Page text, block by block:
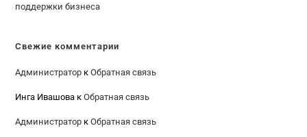
поддержки бизнеса
Свежие комментарии
Администратор кОбратная связь
Инга Ивашова кОбратная связь
Администратор кОбратная связь